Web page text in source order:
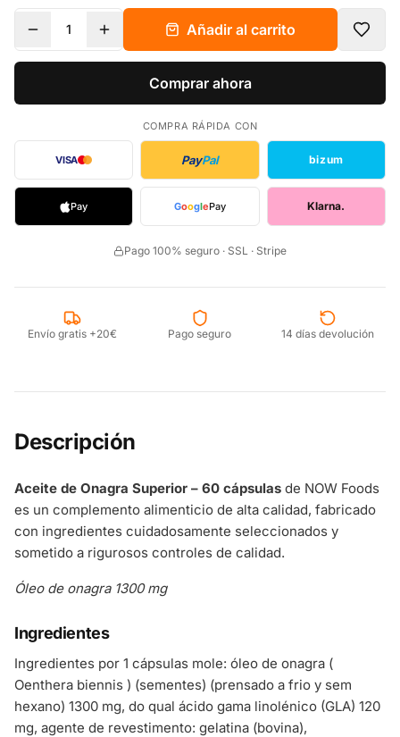
1 Añadir al carrito
Comprar ahora
COMPRA RÁPIDA CON
VISA PayPal bizum
Pay GooglePay Klarna.
Pago 100% seguro · SSL · Stripe
Envío gratis +20€ Pago seguro 14 días devolución
Descripción
Aceite de Onagra Superior – 60 cápsulas de NOW Foods
es un complemento alimenticio de alta calidad, fabricado
con ingredientes cuidadosamente seleccionados y
sometido a rigurosos controles de calidad.
Óleo de onagra 1300 mg
Ingredientes
Ingredientes por 1 cápsulas mole: óleo de onagra (
Oenthera biennis ) (sementes) (prensado a frio y sem
hexano) 1300 mg, do qual ácido gama linolénico (GLA) 120
mg, agente de revestimento: gelatina (bovina),